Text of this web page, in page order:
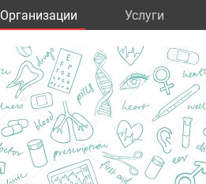
Организации Услуги